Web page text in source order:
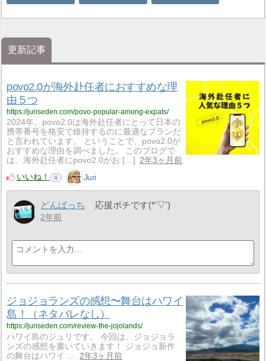
更新記事
povo2.0が海外赴任者におすすめな理
由５つ
https://juriseden.com/povo-popular-among-expats/
2024年、povo2.0は海外赴任者にとって日本の
携帯番号を格安で維持するのに最適なプランだ
と言われています。 ということで、povo2.0が
おすすめな理由を調べました。 このブログで
は、海外赴任者にpovo2.0がお […]
2年3ヶ月前
いいね！
4 Juri
どんぱっち 応援ポチです(*'▽')
2年前
ジョジョランズの感想〜舞台はハワイ
島！（ネタバレなし）
https://juriseden.com/review-the-jojolands/
ハワイ島のジュリです。 今回は、ジョジョラ
ンズの感想を書いていきます！ ジョジョ新作
の舞台はハワイ …
2年3ヶ月前